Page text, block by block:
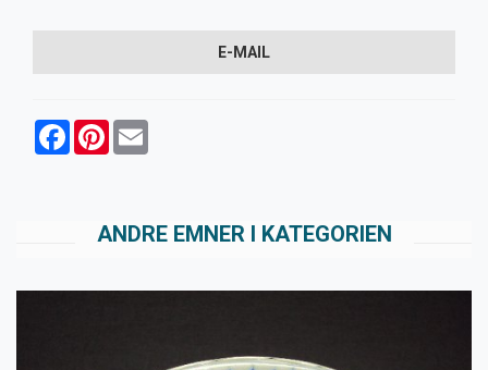
E-MAIL
FacebookPinterest
ANDRE EMNER I KATEGORIEN